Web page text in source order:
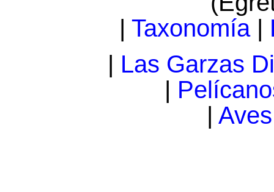
| Taxonomía|
| Las Garzas
|
|